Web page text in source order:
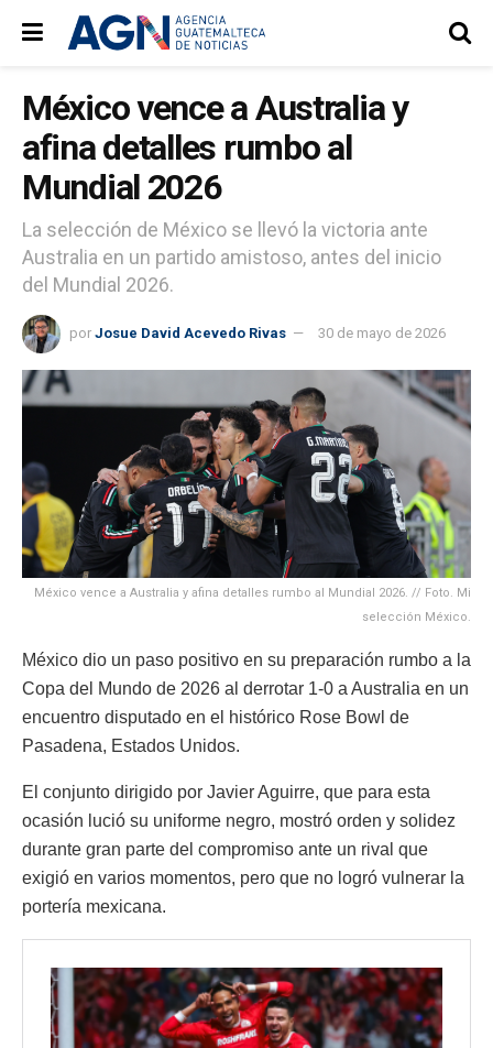
México vence a Australia y
afina detalles rumbo al
Mundial 2026
La selección de México se llevó la victoria ante
Australia en un partido amistoso, antes del inicio
del Mundial 2026.
por Josue David Acevedo Rivas 30 de mayo de 2026
México vence a Australia y afina detalles rumbo al Mundial 2026. // Foto. Mi
selección México.
México dio un paso positivo en su preparación rumbo a la
Copa del Mundo de 2026 al derrotar 1-0 a Australia en un
encuentro disputado en el histórico Rose Bowl de
Pasadena, Estados Unidos.
El conjunto dirigido por Javier Aguirre, que para esta
ocasión lució su uniforme negro, mostró orden y solidez
durante gran parte del compromiso ante un rival que
exigió en varios momentos, pero que no logró vulnerar la
portería mexicana.